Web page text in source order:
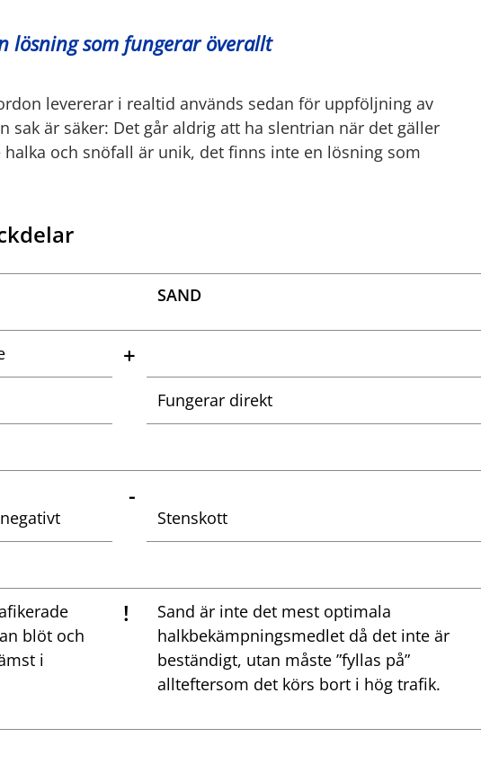
lösning som fungerar överallt
levererar i realtid används sedan för uppföljning av
sak är säker: Det går aldrig att ha slentrian när det gäller
och snöfall är unik, det finns inte en lösning som
SAND
+
Fungerar direkt
-
Stenskott
blöt och
i
!
Sand är inte det mest optimala
halkbekämpningsmedlet då det inte är
beständigt, utan måste ”fyllas på”
allteftersom det körs bort i hög trafik.